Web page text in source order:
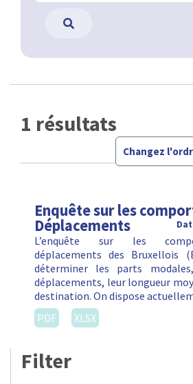
1 résultats
Changez
Enquête sur les
Déplacements
L’enquête sur les
déplacements des Bruxellois
déterminer les parts
déplacements, leur longueur
destination. On dispose
PDF
XLSX
Filter